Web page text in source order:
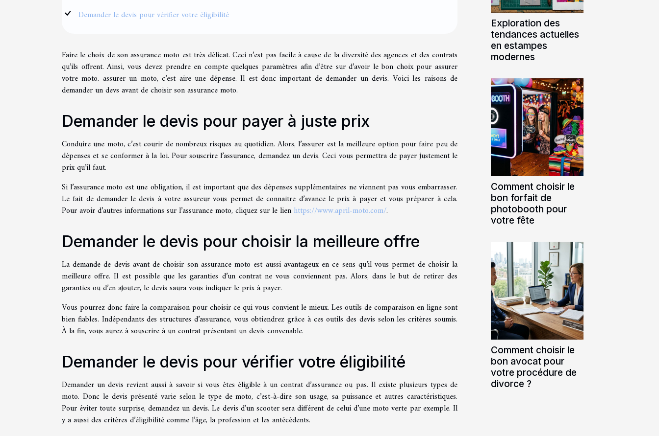
Demander le devis pour vérifier votre éligibilité
Faire le choix de son assurance moto est très délicat. Ceci n’est pas facile à cause de la diversité des agences et des contrats
qu’ils offrent. Ainsi, vous devez prendre en compte quelques paramètres afin d’être sur d’avoir le bon choix pour assurer
votre moto. assurer un moto, c’est aire une dépense. Il est donc important de demander un devis. Voici les raisons de
demander un devs avant de choisir son assurance moto.
Demander le devis pour payer à juste prix
Conduire une moto, c’est courir de nombreux risques au quotidien. Alors, l’assurer est la meilleure option pour faire peu de
dépenses et se conformer à la loi. Pour souscrire l’assurance, demandez un devis. Ceci vous permettra de payer justement le
prix qu’il faut.
Si l’assurance moto est une obligation, il est important que des dépenses supplémentaires ne viennent pas vous embarrasser.
Le fait de demander le devis à votre assureur vous permet de connaitre d’avance le prix à payer et vous préparer à cela.
Pour avoir d’autres informations sur l’assurance moto, cliquez sur le lien https://www.april-moto.com/.
Demander le devis pour choisir la meilleure offre
La demande de devis avant de choisir son assurance moto est aussi avantageux en ce sens qu’il vous permet de choisir la
meilleure offre. Il est possible que les garanties d’un contrat ne vous conviennent pas. Alors, dans le but de retirer des
garanties ou d’en ajouter, le devis saura vous indiquer le prix à payer.
Vous pourrez donc faire la comparaison pour choisir ce qui vous convient le mieux. Les outils de comparaison en ligne sont
bien fiables. Indépendants des structures d’assurance, vous obtiendrez grâce à ces outils des devis selon les critères soumis.
À la fin, vous aurez à souscrire à un contrat présentant un devis convenable.
Demander le devis pour vérifier votre éligibilité
Demander un devis revient aussi à savoir si vous êtes éligible à un contrat d’assurance ou pas. Il existe plusieurs types de
moto. Donc le devis présenté varie selon le type de moto, c’est-à-dire son usage, sa puissance et autres caractéristiques.
Pour éviter toute surprise, demandez un devis. Le devis d’un scooter sera différent de celui d’une moto verte par exemple. Il
y a aussi des critères d’éligibilité comme l’âge, la profession et les antécédents.
Exploration des
tendances actuelles
en estampes
modernes
Comment choisir le
bon forfait de
photobooth pour
votre fête
Comment choisir le
bon avocat pour
votre procédure de
divorce ?